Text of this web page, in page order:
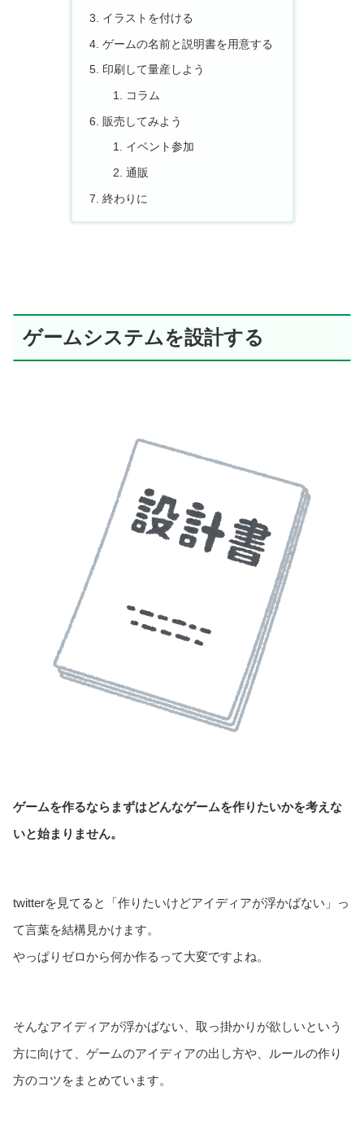
イラストを付ける
ゲームの名前と説明書を用意する
印刷して量産しよう
コラム
販売してみよう
イベント参加
通販
終わりに
ゲームシステムを設計する
ゲームを作るならまずはどんなゲームを作りたいかを考えな
いと始まりません。
twitterを見てると「作りたいけどアイディアが浮かばない」っ
て言葉を結構見かけます。
やっぱりゼロから何か作るって大変ですよね。
そんなアイディアが浮かばない、取っ掛かりが欲しいという
方に向けて、ゲームのアイディアの出し方や、ルールの作り
方のコツをまとめています。